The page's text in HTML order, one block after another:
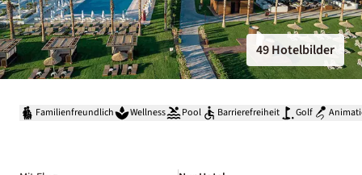
49 Hotelbilder
Familienfreundlich Wellness Pool Barrierefreiheit Golf